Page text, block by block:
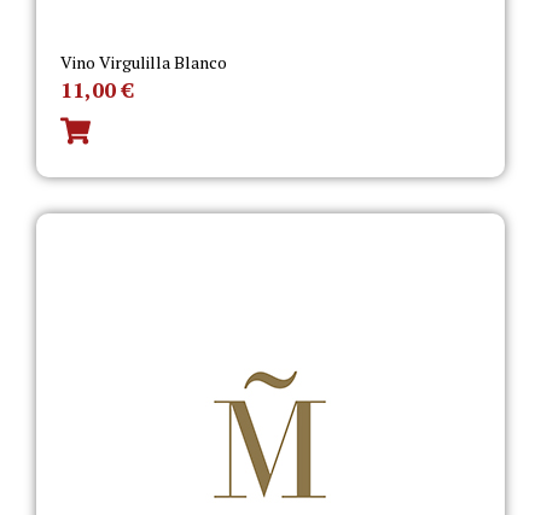
Vino Virgulilla Blanco
11,00€